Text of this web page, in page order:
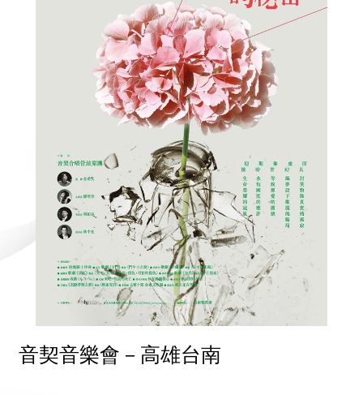
音契音樂會－高雄台南